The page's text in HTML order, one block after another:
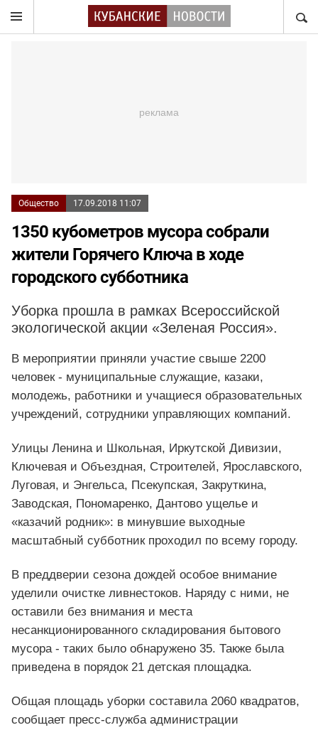
Общество 17.09.2018 11:07
1350 кубометров мусора собрали
жители Горячего Ключа в ходе
городского субботника
Уборка прошла в рамках Всероссийской
экологической акции «Зеленая Россия».
В мероприятии приняли участие свыше 2200
человек - муниципальные служащие, казаки,
молодежь, работники и учащиеся образовательных
учреждений, сотрудники управляющих компаний.
Улицы Ленина и Школьная, Иркутской Дивизии,
Ключевая и Объездная, Строителей, Ярославского,
Луговая, и Энгельса, Псекупская, Закруткина,
Заводская, Пономаренко, Дантово ущелье и
«казачий родник»: в минувшие выходные
масштабный субботник проходил по всему городу.
В преддверии сезона дождей особое внимание
уделили очистке ливнестоков. Наряду с ними, не
оставили без внимания и места
несанкционированного складирования бытового
мусора - таких было обнаружено 35. Также была
приведена в порядок 21 детская площадка.
Общая площадь уборки составила 2060 квадратов,
сообщает пресс-служба администрации